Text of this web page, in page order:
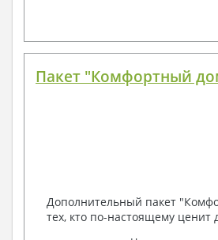
Пакет "Комфортный
Дополнительный пакет
тех, кто по-настоящему